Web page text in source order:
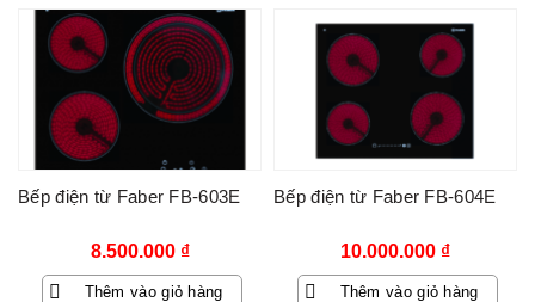
Bếp điện từ Faber FB-603E
8.500.000 ₫
Thêm vào giỏ hàng
Bếp điện từ Faber FB-604E
10.000.000 ₫
Thêm vào giỏ hàng